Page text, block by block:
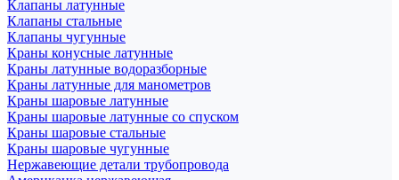
Клапаны латунные
Клапаны стальные
Клапаны чугунные
Краны конусные латунные
Краны латунные водоразборные
Краны латунные для манометров
Краны шаровые латунные
Краны шаровые латунные со спуском
Краны шаровые стальные
Краны шаровые чугунные
Нержавеющие детали трубопровода